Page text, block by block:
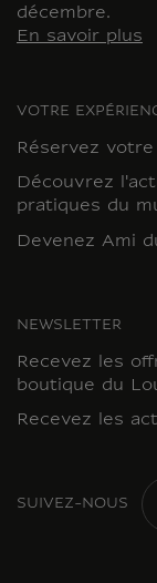
décembre.
En savoir plus
VOTRE
Réservez
Découvrez
pratiques du
Devenez Ami
NEWSLETTER
Recevez les
boutique du
Recevez les
SUIVEZ-NOUS